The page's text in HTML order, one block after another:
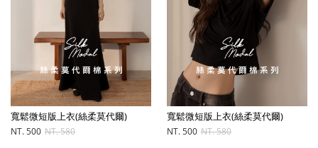
寬鬆微短版上衣(絲柔莫代爾)
NT. 500 NT. 580
寬鬆微短版上衣(絲柔莫代爾)
NT. 500 NT. 580